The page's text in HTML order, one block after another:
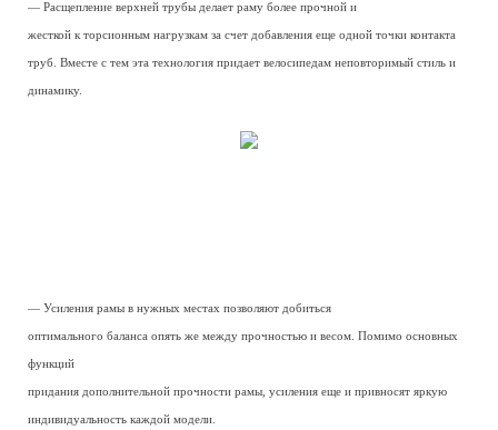
— Расщепление верхней трубы делает раму более прочной и
жесткой к торсионным нагрузкам за счет добавления еще одной точки контакта
труб. Вместе с тем эта технология придает велосипедам неповторимый стиль и
динамику.
— Усиления рамы в нужных местах позволяют добиться
оптимального баланса опять же между прочностью и весом. Помимо основных
функций
придания дополнительной прочности рамы, усиления еще и привносят яркую
индивидуальность каждой модели.